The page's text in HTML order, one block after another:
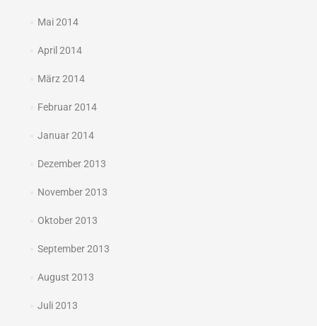
Mai 2014
April 2014
März 2014
Februar 2014
Januar 2014
Dezember 2013
November 2013
Oktober 2013
September 2013
August 2013
Juli 2013